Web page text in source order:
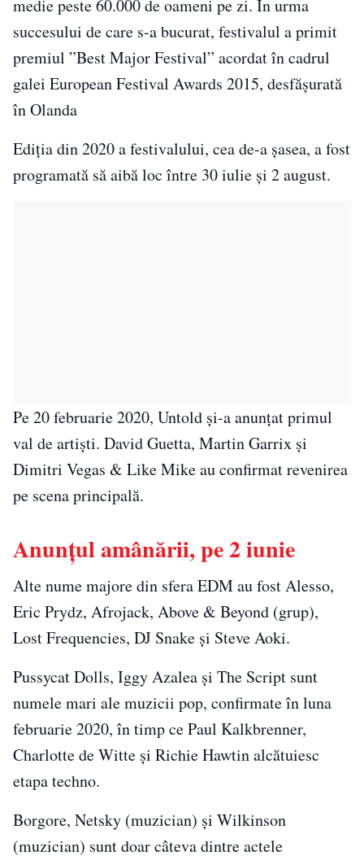
medie peste 60.000 de oameni pe zi. În urma
succesului de care s-a bucurat, festivalul a primit
premiul ”Best Major Festival” acordat în cadrul
galei European Festival Awards 2015, desfășurată
în Olanda
Ediția din 2020 a festivalului, cea de-a șasea, a fost
programată să aibă loc între 30 iulie și 2 august.
Pe 20 februarie 2020, Untold și-a anunțat primul
val de artiști. David Guetta, Martin Garrix și
Dimitri Vegas & Like Mike au confirmat revenirea
pe scena principală.
Anunțul amânării, pe 2 iunie
Alte nume majore din sfera EDM au fost Alesso,
Eric Prydz, Afrojack, Above & Beyond (grup),
Lost Frequencies, DJ Snake și Steve Aoki.
Pussycat Dolls, Iggy Azalea și The Script sunt
numele mari ale muzicii pop, confirmate în luna
februarie 2020, în timp ce Paul Kalkbrenner,
Charlotte de Witte și Richie Hawtin alcătuiesc
etapa techno.
Borgore, Netsky (muzician) și Wilkinson
(muzician) sunt doar câteva dintre actele